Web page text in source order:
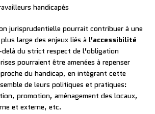
handicapés
jurisprudentielle pourrait contribuer à une
large des enjeux liés à l’accessibilité
du strict respect de l’obligation
pourraient être amenées à repenser
du handicap, en intégrant cette
de leurs politiques et pratiques:
promotion, aménagement des locaux,
et externe, etc.